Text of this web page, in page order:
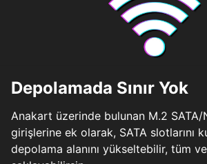
Depolamada Sınır Yok
Anakart üzerinde bulunan M.2 SATA/
girişlerine ek olarak, SATA slotlarını
depolama alanını yükseltebilir, tüm